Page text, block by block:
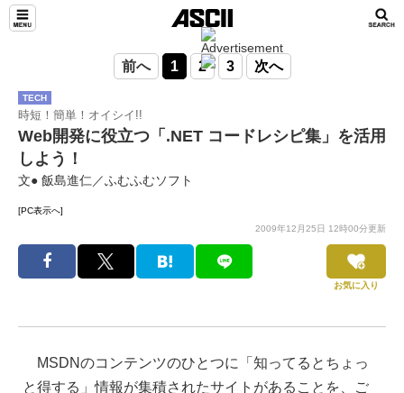
前へ 1 2 3 次へ
TECH
時短！簡単！オイシイ!!
Web開発に役立つ「.NET コードレシピ集」を活用
しよう！
文● 飯島進仁／ふむふむソフト
[PC表示へ]
2009年12月25日 12時00分更新
お気に入り
MSDNのコンテンツのひとつに「知ってるとちょっ
と得する」情報が集積されたサイトがあることを、ご